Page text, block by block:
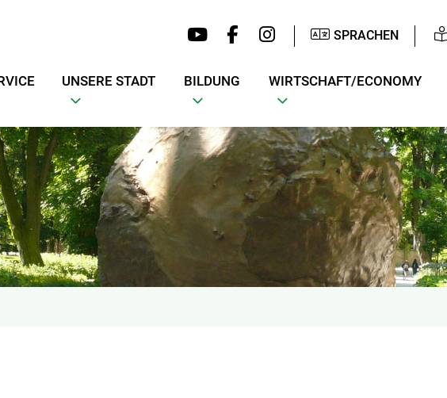
SPRACHEN
UNSERE STADT BILDUNG WIRTSCHAFT/ECONOMY